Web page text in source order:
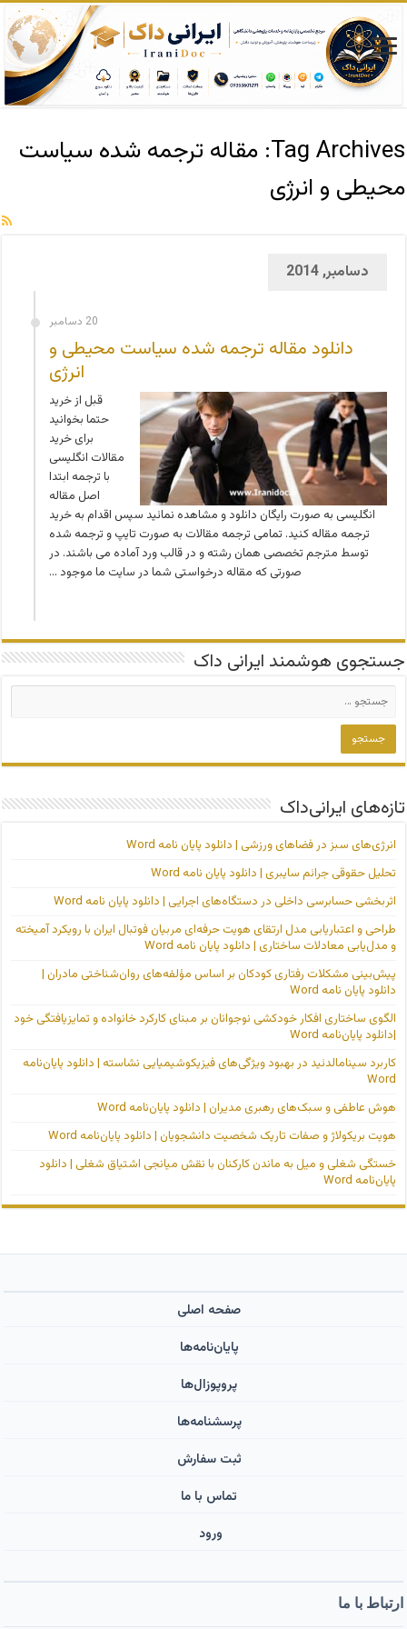
Tag Archives: مقاله ترجمه شده سیاست
محیطی و انرژی
دسامبر, 2014
20 دسامبر
دانلود مقاله ترجمه شده سیاست محیطی و
انرژی
قبل از خرید
حتما بخوانید
برای خرید
مقالات انگلیسی
با ترجمه ابتدا
اصل مقاله
انگلیسی به صورت رایگان دانلود و مشاهده نمائید سپس اقدام به خرید
ترجمه مقاله کنید. تمامی ترجمه مقالات به صورت تایپ و ترجمه شده
توسط مترجم تخصصی همان رشته و در قالب ورد آماده می باشند. در
صورتی که مقاله درخواستی شما در سایت ما موجود …
جستجوی هوشمند ایرانی داک
تازه‌های ایرانی‌داک
انرژی‌های سبز در فضاهای ورزشی | دانلود پایان نامه Word
تحلیل حقوقی جرائم سایبری | دانلود پایان نامه Word
اثربخشی حسابرسی داخلی در دستگاه‌های اجرایی | دانلود پایان نامه Word
طراحی و اعتباریابی مدل ارتقای هویت حرفه‌ای مربیان فوتبال ایران با رویکرد آمیخته
و مدل‌یابی معادلات ساختاری | دانلود پایان نامه Word
پیش‌بینی مشکلات رفتاری کودکان بر اساس مؤلفه‌های روان‌شناختی مادران |
دانلود پایان نامه Word
الگوی ساختاری افکار خودکشی نوجوانان بر مبنای کارکرد خانواده و تمایزیافتگی خود
|دانلود پایان‌نامه Word
کاربرد سینامالدئید در بهبود ویژگی‌های فیزیکوشیمیایی نشاسته | دانلود پایان‌نامه
Word
هوش عاطفی و سبک‌های رهبری مدیران | دانلود پایان‌نامه Word
هویت بریکولاژ و صفات تاریک شخصیت دانشجویان | دانلود پایان‌نامه Word
خستگی شغلی و میل به ماندن کارکنان با نقش میانجی اشتیاق شغلی | دانلود
پایان‌نامه Word
صفحه اصلی
پایان‌نامه‌ها
پروپوزال‌ها
پرسشنامه‌ها
ثبت سفارش
تماس با ما
ورود ‌
ارتباط با ما